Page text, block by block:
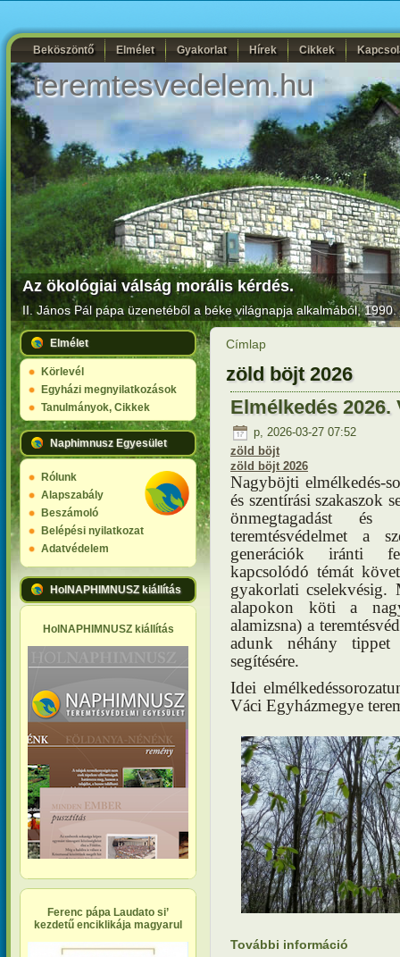
Beköszöntő Elmélet Gyakorlat Hírek Cikkek
teremtesvedelem.hu
Az ökológiai válság morális kérdés.
II. János Pál pápa üzenetéből a béke világnapja alkalmából,
Elmélet
Körlevél
Egyházi megnyilatkozások
Tanulmányok, Cikkek
Naphimnusz Egyesület
Rólunk
Alapszabály
Beszámoló
Belépési nyilatkozat
Adatvédelem
HolNAPHIMNUSZ kiállítás
HolNAPHIMNUSZ kiállítás
Ferenc pápa Laudato si’
kezdetű enciklikája magyarul
Címlap
zöld böjt 2026
Elmélkedés
p, 2026-03-27 07:52
zöld böjt
zöld böjt 2026
Nagyböjti elmélkedés-
és szentírási szakaszok
önmegtagadást
teremtésvédelmet a
generációk iránti
kapcsolódó témát
gyakorlati cselekvésig.
alapokon köti a
alamizsna) a
adunk néhány tippet
segítésére.
Idei
Váci Egyházmegye
További információ